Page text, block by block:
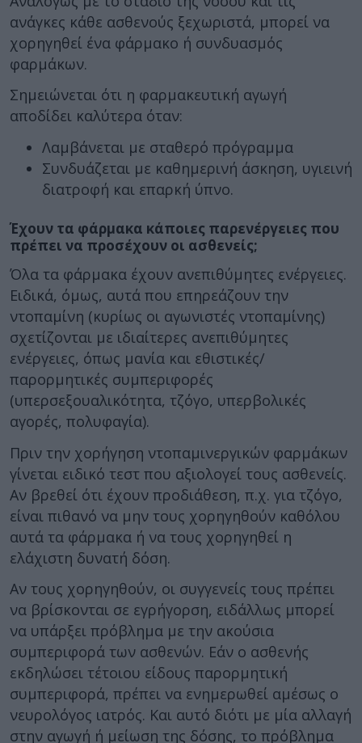
ανάγκες κάθε ασθενούς ξεχωριστά, μπορεί να
χορηγηθεί ένα φάρμακο ή συνδυασμός
φαρμάκων.
Σημειώνεται ότι η φαρμακευτική αγωγή
αποδίδει καλύτερα όταν:
Λαμβάνεται με σταθερό πρόγραμμα
Συνδυάζεται με καθημερινή άσκηση, υγιεινή
διατροφή και επαρκή ύπνο.
Έχουν τα φάρμακα κάποιες παρενέργειες που
πρέπει να προσέχουν οι ασθενείς;
Όλα τα φάρμακα έχουν ανεπιθύμητες ενέργειες.
Ειδικά, όμως, αυτά που επηρεάζουν την
ντοπαμίνη (κυρίως οι αγωνιστές ντοπαμίνης)
σχετίζονται με ιδιαίτερες ανεπιθύμητες
ενέργειες, όπως μανία και εθιστικές/
παρορμητικές συμπεριφορές
(υπερσεξουαλικότητα, τζόγο, υπερβολικές
αγορές, πολυφαγία).
Πριν την χορήγηση ντοπαμινεργικών φαρμάκων
γίνεται ειδικό τεστ που αξιολογεί τους ασθενείς.
Αν βρεθεί ότι έχουν προδιάθεση, π.χ. για τζόγο,
είναι πιθανό να μην τους χορηγηθούν καθόλου
αυτά τα φάρμακα ή να τους χορηγηθεί η
ελάχιστη δυνατή δόση.
Αν τους χορηγηθούν, οι συγγενείς τους πρέπει
να βρίσκονται σε εγρήγορση, ειδάλλως μπορεί
να υπάρξει πρόβλημα με την ακούσια
συμπεριφορά των ασθενών. Εάν ο ασθενής
εκδηλώσει τέτοιου είδους παρορμητική
συμπεριφορά, πρέπει να ενημερωθεί αμέσως ο
νευρολόγος ιατρός. Και αυτό διότι με μία αλλαγή
στην αγωγή ή μείωση της δόσης, το πρόβλημα